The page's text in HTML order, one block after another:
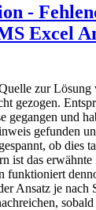
-
Excel
zur Lösung
gezogen.
gegangen und
gefunden
ob dies
ist das
funktioniert
Ansatz je nach